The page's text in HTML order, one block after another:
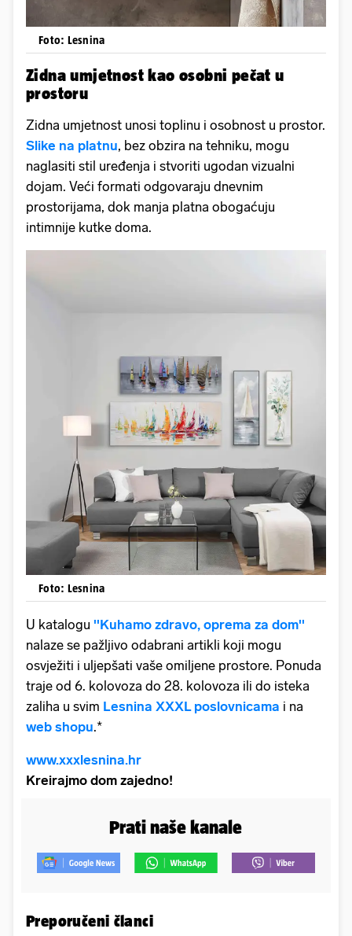
Foto: Lesnina
Zidna umjetnost kao osobni pečat u
prostoru
Zidna umjetnost unosi toplinu i osobnost u prostor.
Slike na platnu, bez obzira na tehniku, mogu
naglasiti stil uređenja i stvoriti ugodan vizualni
dojam. Veći formati odgovaraju dnevnim
prostorijama, dok manja platna obogaćuju
intimnije kutke doma.
Foto: Lesnina
U katalogu ''Kuhamo zdravo, oprema za dom''
nalaze se pažljivo odabrani artikli koji mogu
osvježiti i uljepšati vaše omiljene prostore. Ponuda
traje od 6. kolovoza do 28. kolovoza ili do isteka
zaliha u svim Lesnina XXXL poslovnicama i na
web shopu.*
www.xxxlesnina.hr
Kreirajmo dom zajedno!
Prati naše kanale
Preporučeni članci